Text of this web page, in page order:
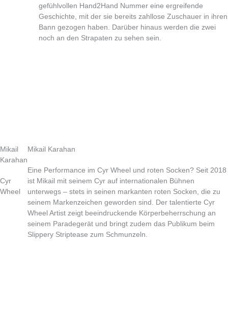
gefühlvollen Hand2Hand Nummer eine ergreifende
Geschichte, mit der sie bereits zahllose Zuschauer in ihren
Bann gezogen haben. Darüber hinaus werden die zwei
noch an den Strapaten zu sehen sein.
Mikail
Karahan
Cyr
Wheel
Mikail Karahan
Eine Performance im Cyr Wheel und roten Socken? Seit 2018
ist Mikail mit seinem Cyr auf internationalen Bühnen
unterwegs – stets in seinen markanten roten Socken, die zu
seinem Markenzeichen geworden sind. Der talentierte Cyr
Wheel Artist zeigt beeindruckende Körperbeherrschung an
seinem Paradegerät und bringt zudem das Publikum beim
Slippery Striptease zum Schmunzeln.